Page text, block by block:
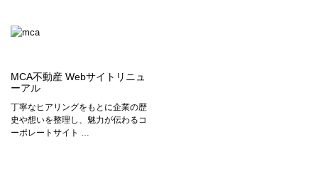
MCA不動産 Webサイトリニュ
ーアル
丁寧なヒアリングをもとに企業の歴
史や想いを整理し、魅力が伝わるコ
ーポレートサイト …